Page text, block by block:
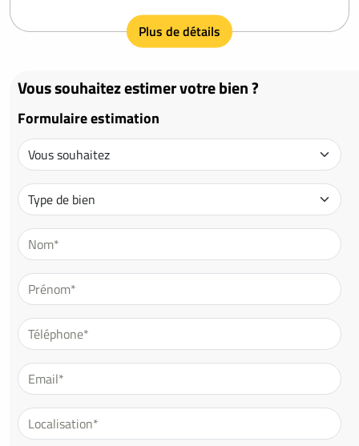
Plus de détails
Vous souhaitez estimer votre bien ?
Formulaire estimation